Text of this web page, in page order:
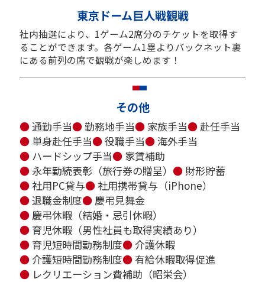
東京ドーム巨人戦観戦
社内抽選により、1ゲーム2席分のチケットを取得す
ることができます。各ゲーム1塁よりバックネット裏
にある前列の席で観戦が楽しめます！
その他
●通勤手当●勤務地手当● 家族手当● 赴任手当
● 単身赴任手当●役職手当● 海外手当
● ハードシップ手当● 家賃補助
●永年勤続表彰（旅行券の贈呈）● 財形貯蓄
●社用PC貸与●社用携帯貸与（iPhone）
●退職金制度● 慶弔見舞金
● 慶弔休暇（結婚・忌引休暇）
● 育児休暇（男性社員も取得実績あり）
● 育児短時間勤務制度● 介護休暇
● 介護短時間勤務制度● 有給休暇取得促進
● レクリエーション費補助（昭栄会）